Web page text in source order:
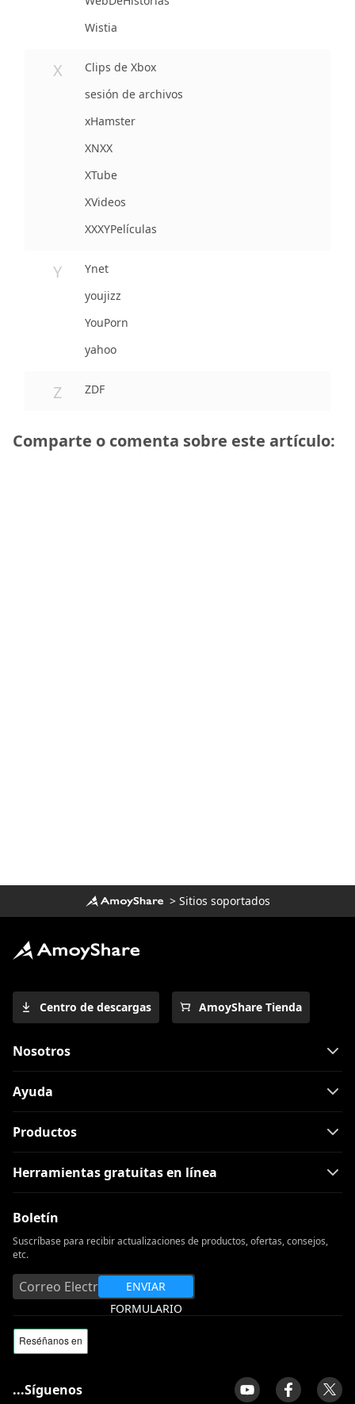
Wistia
X
Clips de Xbox
sesión de archivos
xHamster
XNXX
XTube
XVideos
XXXYPelículas
Y
Ynet
youjizz
YouPorn
yahoo
Z ZDF
Comparte o comenta sobre este artículo:
> Sitios soportados
Centro de descargas AmoyShare Tienda
Nosotros
Ayuda
Productos
Herramientas gratuitas en línea
Boletín
Suscríbase para recibir actualizaciones de productos, ofertas, consejos,
etc.
ENVIAR
FORMULARIO
...Síguenos